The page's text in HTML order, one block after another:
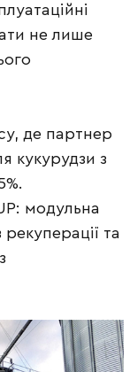
не лише
де партнер
кукурудзи з
модульна
та